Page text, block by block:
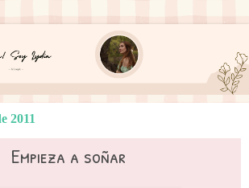
2011
Empieza a soñar